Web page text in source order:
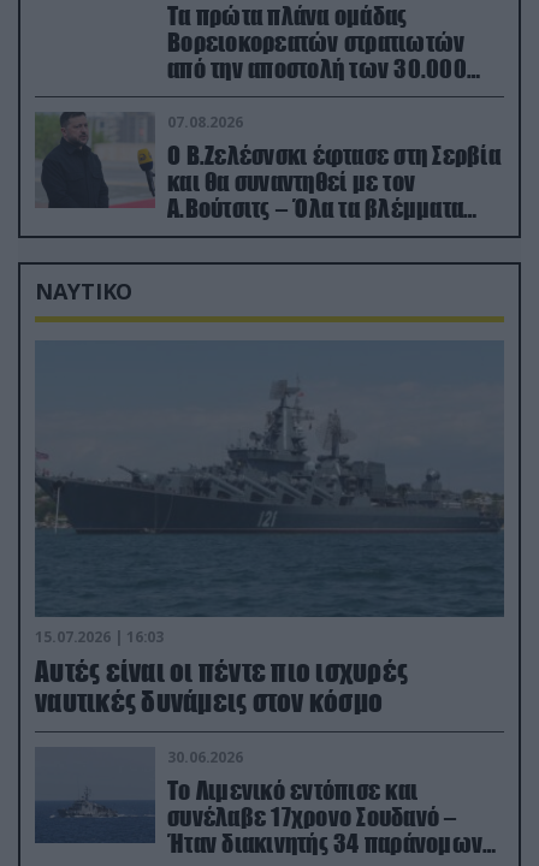
Τα πρώτα πλάνα ομάδας
Βορειοκορεατών στρατιωτών
από την αποστολή των 30.000
που έφτασαν στη Ρωσία (βίντεο)
07.08.2026
Ο Β.Ζελέσνσκι έφτασε στη Σερβία
και θα συναντηθεί με τον
Α.Βούτσιτς – Όλα τα βλέμματα
στις σχέσεις με τη Ρωσία
ΝΑΥΤΙΚΟ
15.07.2026 | 16:03
Aυτές είναι οι πέντε πιο ισχυρές
ναυτικές δυνάμεις στον κόσμο
30.06.2026
Το Λιμενικό εντόπισε και
συνέλαβε 17χρονο Σουδανό –
Ήταν διακινητής 34 παράνομων